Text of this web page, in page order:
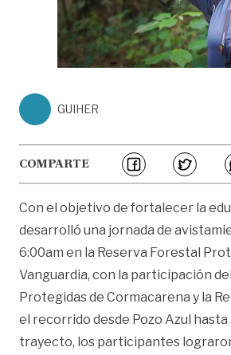
GUIHER
COMPARTE
Con el objetivo de fortalecer la
desarrolló una jornada de
6:00am en la Reserva Forestal
Vanguardia, con la participación
Protegidas de Cormacarena y la
el recorrido desde Pozo Azul hasta
trayecto, los participantes